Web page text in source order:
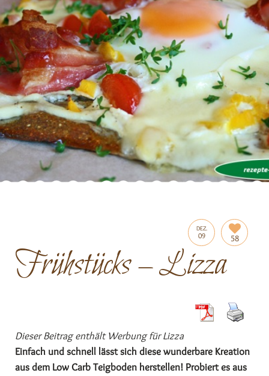
DEZ.
09 58
Frühstücks – Lizza
Dieser Beitrag enthält Werbung für Lizza
Einfach und schnell lässt sich diese wunderbare Kreation
aus dem Low Carb Teigboden herstellen! Probiert es aus